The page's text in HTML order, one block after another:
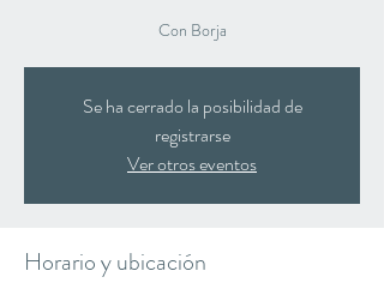
Con Borja
Se ha cerrado la posibilidad de
registrarse
Ver otros eventos
Horario y ubicación